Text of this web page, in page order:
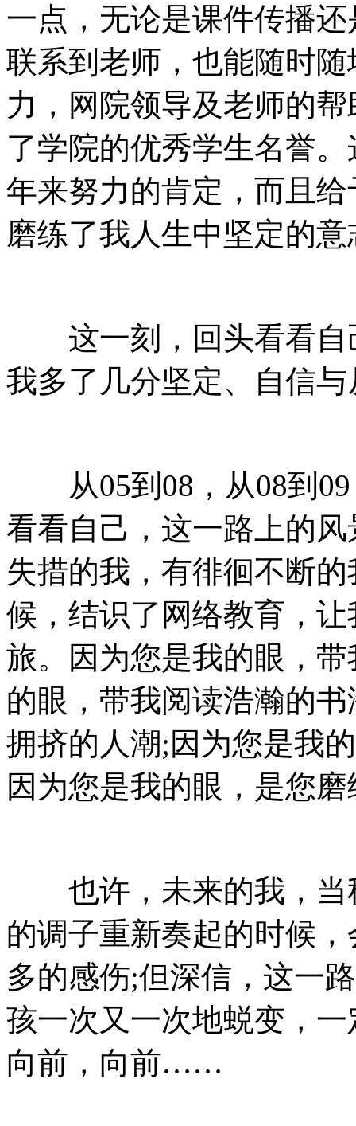
一点，无论是课件传播
联系到老师，也能随时
力，网院领导及老师的
了学院的优秀学生名誉
年来努力的肯定，而且
磨练了我人生中坚定的意
这一刻，回头看看自
我多了几分坚定、自信
从05到08，从08到09
看看自己，这一路上的
失措的我，有徘徊不断
候，结识了网络教育，
旅。因为您是我的眼，
的眼，带我阅读浩瀚的
拥挤的人潮;因为您是我
因为您是我的眼，是您
也许，未来的我，当
的调子重新奏起的时候
多的感伤;但深信，这一
孩一次又一次地蜕变，
向前，向前……